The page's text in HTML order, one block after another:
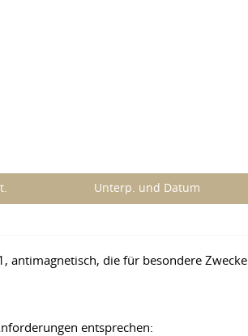
Unterp. und Datum
antimagnetisch, die für besondere Zwecke
entsprechen: